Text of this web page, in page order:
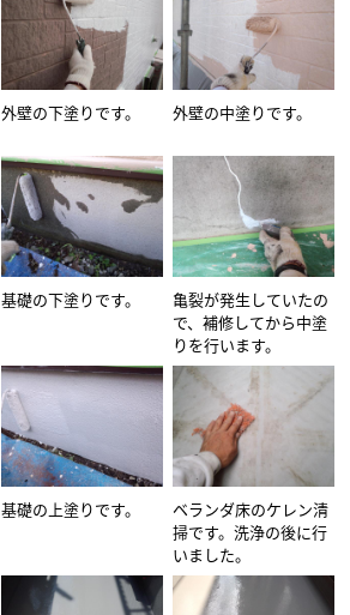
外壁の下塗りです。 外壁の中塗りです。
基礎の下塗りです。
亀裂が発生していたの
で、補修してから中塗
りを行います。
基礎の上塗りです。
ベランダ床のケレン清
掃です。洗浄の後に行
いました。